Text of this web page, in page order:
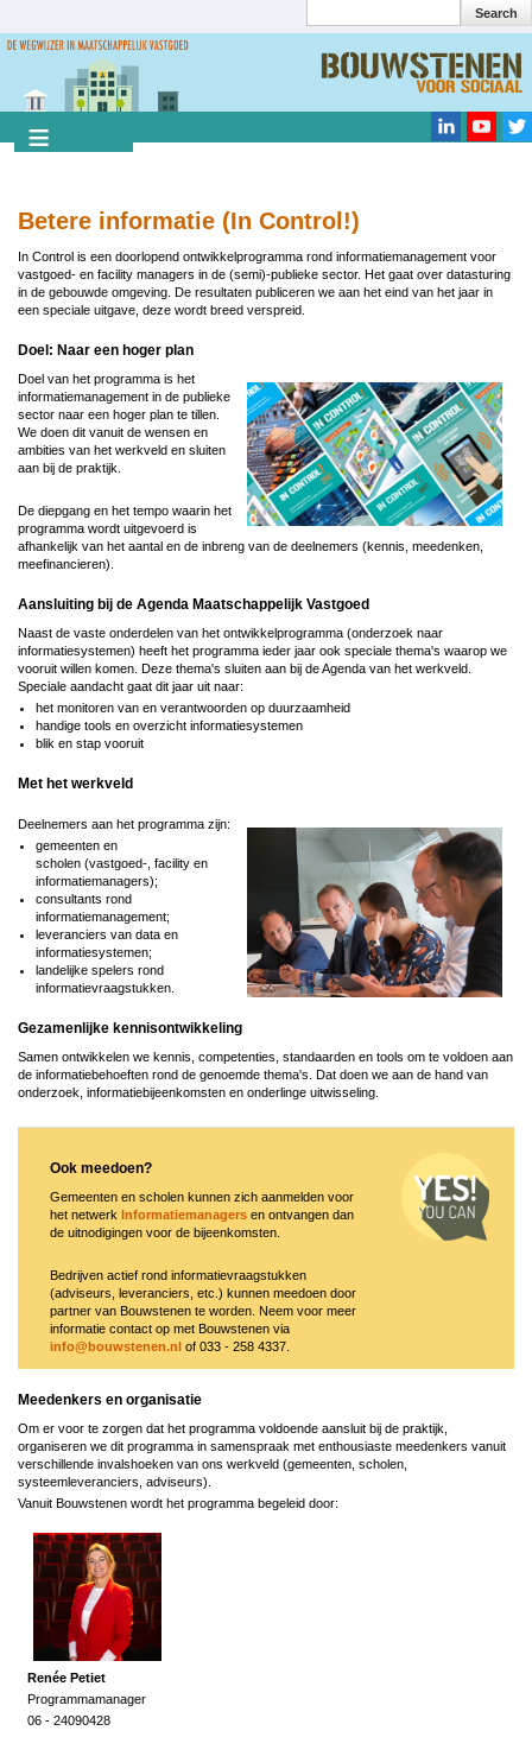
naar
gaan
Search
Betere informatie (In Control!)
In Control is een doorlopend ontwikkelprogramma rond informatiemanagement voor
vastgoed- en facility managers in de (semi)-publieke sector. Het gaat over datasturing
in de gebouwde omgeving. De resultaten publiceren we aan het eind van het jaar in
een speciale uitgave, deze wordt breed verspreid.
Doel: Naar een hoger plan
Doel van het programma is het
informatiemanagement in de publieke
sector naar een hoger plan te tillen.
We doen dit vanuit de wensen en
ambities van het werkveld en sluiten
aan bij de praktijk.
De diepgang en het tempo waarin het
programma wordt uitgevoerd is
afhankelijk van het aantal en de inbreng van de deelnemers (kennis, meedenken,
meefinancieren).
Aansluiting bij de Agenda Maatschappelijk Vastgoed
Naast de vaste onderdelen van het ontwikkelprogramma (onderzoek naar
informatiesystemen) heeft het programma ieder jaar ook speciale thema's waarop we
vooruit willen komen. Deze thema's sluiten aan bij de Agenda van het werkveld.
Speciale aandacht gaat dit jaar uit naar:
het monitoren van en verantwoorden op duurzaamheid
handige tools en overzicht informatiesystemen
blik en stap vooruit
Met het werkveld
Deelnemers aan het programma zijn:
gemeenten en
scholen (vastgoed-, facility en
informatiemanagers);
consultants rond
informatiemanagement;
leveranciers van data en
informatiesystemen;
landelijke spelers rond
informatievraagstukken.
Gezamenlijke kennisontwikkeling
Samen ontwikkelen we kennis, competenties, standaarden en tools om te voldoen aan
de informatiebehoeften rond de genoemde thema's. Dat doen we aan de hand van
onderzoek, informatiebijeenkomsten en onderlinge uitwisseling.
Ook meedoen?
Gemeenten en scholen kunnen zich aanmelden voor
het netwerk Informatiemanagers en ontvangen dan
de uitnodigingen voor de bijeenkomsten.
Bedrijven actief rond informatievraagstukken
(adviseurs, leveranciers, etc.) kunnen meedoen door
partner van Bouwstenen te worden. Neem voor meer
informatie contact op met Bouwstenen via
info@bouwstenen.nl of 033 - 258 4337.
Meedenkers en organisatie
Om er voor te zorgen dat het programma voldoende aansluit bij de praktijk,
organiseren we dit programma in samenspraak met enthousiaste meedenkers vanuit
verschillende invalshoeken van ons werkveld (gemeenten, scholen,
systeemleveranciers, adviseurs).
Vanuit Bouwstenen wordt het programma begeleid door:
Renée Petiet
Programmamanager
06 - 24090428